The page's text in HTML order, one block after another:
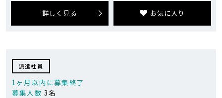
詳しく見る お気に入り
派遣社員
1ヶ月以内に募集終了
募集人数 3名